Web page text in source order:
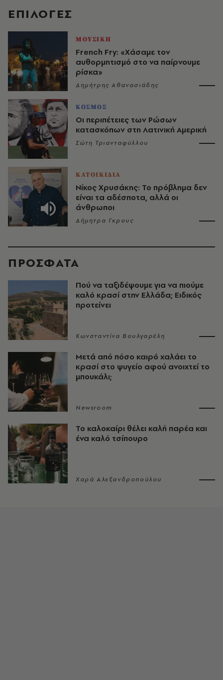
EΠΙΛΟΓΈΣ
ΜΟΥΣΙΚΗ
French Fry: «Χάσαμε τον
αυθορμητισμό στο να παίρνουμε
ρίσκα»
Δημήτρης Αθανασιάδης
ΚΟΣΜΟΣ
Οι περιπέτειες των Ρώσων
κατασκόπων στη Λατινική Αμερική
Σώτη Τριανταφύλλου
ΚΑΤΟΙΚΙΔΙΑ
Νίκος Χρυσάκης: Το πρόβλημα δεν
είναι τα αδέσποτα, αλλά οι
άνθρωποι
Δήμητρα Γκρους
ΠΡΟΣΦΑΤΑ
Πού να ταξιδέψουμε για να πιούμε
καλό κρασί στην Ελλάδα; Ειδικός
προτείνει
Κωνσταντίνα Βουλγαρέλη
Μετά από πόσο καιρό χαλάει το
κρασί στο ψυγείο αφού ανοιχτεί το
μπουκάλι;
Newsroom
Το καλοκαίρι θέλει καλή παρέα και
ένα καλό τσίπουρο
Χαρά Αλεξανδροπούλου